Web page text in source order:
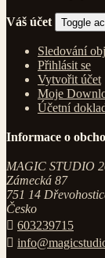
Váš účet Toggle
Sledování
Přihlásit se
Vytvořit účet
Moje
Účetní
Informace o
MAGIC STUDIO
Zámecká 87
751 14
Česko
 603239715
